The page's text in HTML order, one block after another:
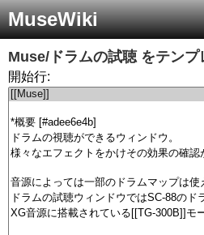
MuseWiki
Muse/ドラムの試聴をテンプ
開始行: